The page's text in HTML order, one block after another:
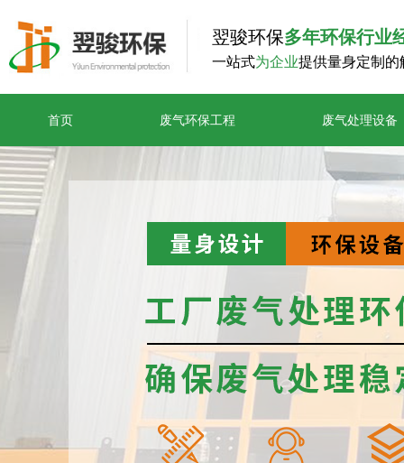
首页 废气环保工程 废气处理设备
翌骏环保多年环保行业
一站式为企业提供量身定制的